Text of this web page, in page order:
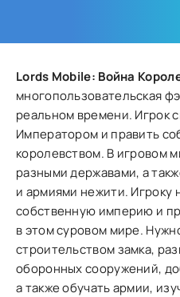
Lords Mobile: Война
многопользовательская
реальном времени. Игрок
Императором и править
королевством. В игровом
разными державами, а
и армиями нежити. Игроку
собственную империю и
в этом суровом мире.
строительством замка,
оборонных сооружений,
а также обучать армии,